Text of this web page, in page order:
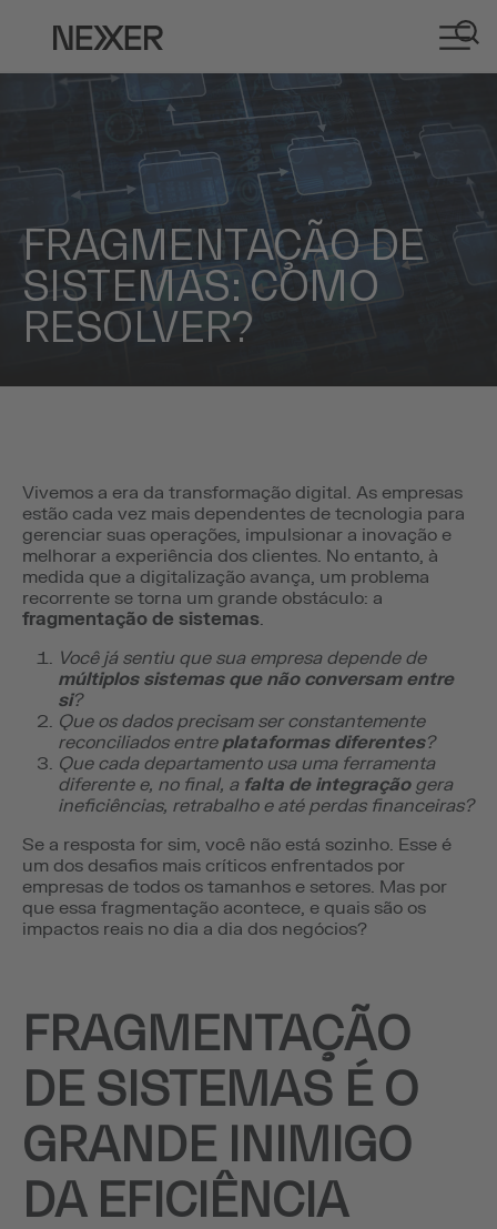
FRAGMENTAÇÃO DE
SISTEMAS: COMO
RESOLVER?
Vivemos a era da transformação digital. As empresas
estão cada vez mais dependentes de tecnologia para
gerenciar suas operações, impulsionar a inovação e
melhorar a experiência dos clientes. No entanto, à
medida que a digitalização avança, um problema
recorrente se torna um grande obstáculo: a
fragmentação de sistemas.
Você já sentiu que sua empresa depende de
múltiplos sistemas que não conversam entre
si?
Que os dados precisam ser constantemente
reconciliados entre plataformas diferentes?
Que cada departamento usa uma ferramenta
diferente e, no final, a falta de integraçãogera
ineficiências, retrabalho e até perdas financeiras?
Se a resposta for sim, você não está sozinho. Esse é
um dos desafios mais críticos enfrentados por
empresas de todos os tamanhos e setores. Mas por
que essa fragmentação acontece, e quais são os
impactos reais no dia a dia dos negócios?
FRAGMENTAÇÃO
DE SISTEMAS É O
GRANDE INIMIGO
DA EFICIÊNCIA